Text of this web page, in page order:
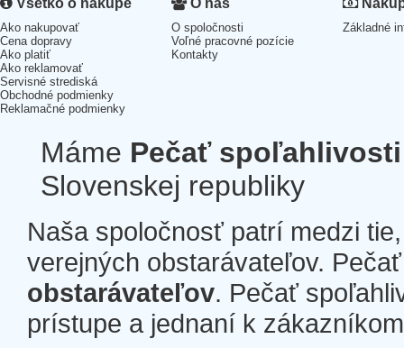
Všetko o nákupe
Ako nakupovať
Cena dopravy
Ako platiť
Ako reklamovať
Servisné strediská
Obchodné podmienky
Reklamačné podmienky
O nás
O spoločnosti
Voľné pracovné pozície
Kontakty
Základné
Máme Pečať spoľahlivosti
Slovenskej republiky
Naša spoločnosť patrí medzi
verejných obstarávateľov.
obstarávateľov. Pečať
prístupe a jednaní k